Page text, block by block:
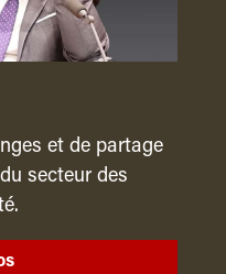
et de partage
secteur des